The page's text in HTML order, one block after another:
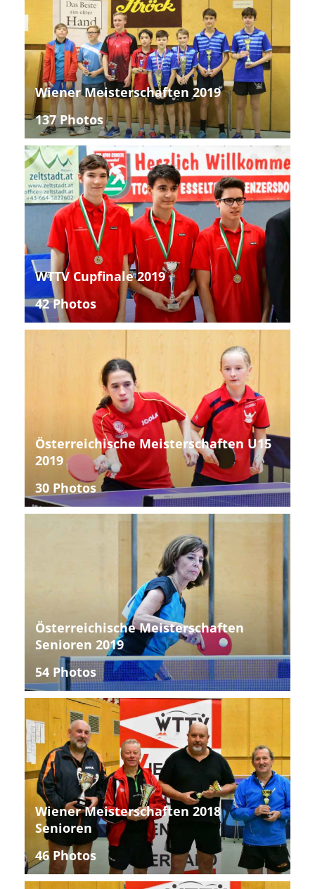
Wiener Meisterschaften 2019
137 Photos
WTTV Cupfinale 2019
42 Photos
Österreichische Meisterschaften U15
2019
30 Photos
Österreichische Meisterschaften
Senioren 2019
54 Photos
Wiener Meisterschaften 2018
Senioren
46 Photos